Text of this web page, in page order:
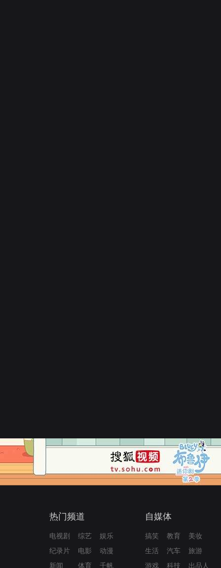
热门频道
电视剧 综艺
娱乐
纪录片
电影
动漫
新闻
体育 千帆
自媒体
搞笑 教育
美妆
生活
汽车
旅游
游戏
科技 出品人